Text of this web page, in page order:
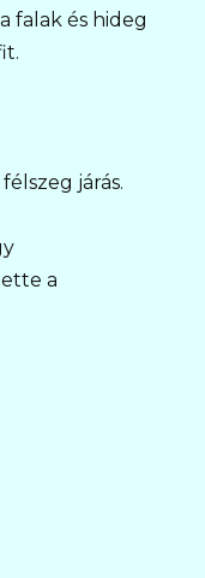
falak és hideg
járás.
a